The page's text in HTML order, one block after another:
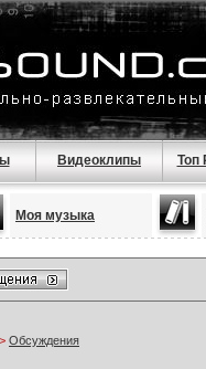
Видеоклипы Топ
Моя музыка
> Обсуждения